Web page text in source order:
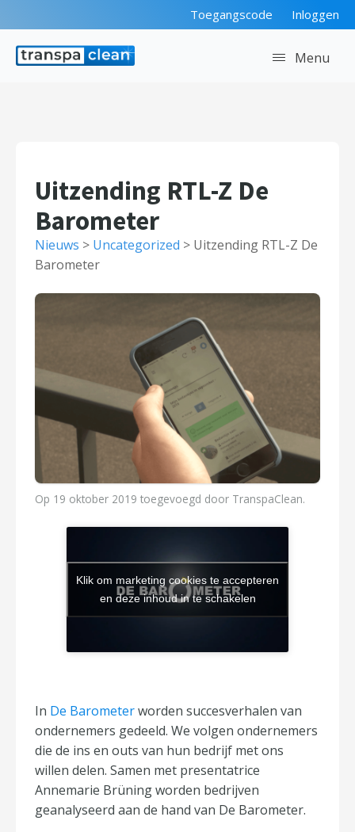
Toegangscode Inloggen
Menu
Uitzending RTL-Z De
Barometer
Nieuws > Uncategorized > Uitzending RTL-Z De
Barometer
Op 19 oktober 2019 toegevoegd door TranspaClean.
Klik om marketing cookies te accepteren
en deze inhoud in te schakelen
In De Barometerworden succesverhalen van
ondernemers gedeeld. We volgen ondernemers
die de ins en outs van hun bedrijf met ons
willen delen. Samen met presentatrice
Annemarie Brüning worden bedrijven
geanalyseerd aan de hand van De Barometer.